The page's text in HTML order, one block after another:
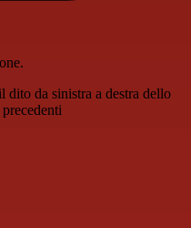
da sinistra a destra dello